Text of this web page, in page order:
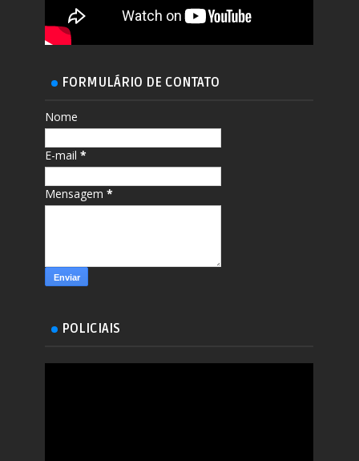
FORMULÁRIO DE CONTATO
Nome
E-mail*
Mensagem*
POLICIAIS